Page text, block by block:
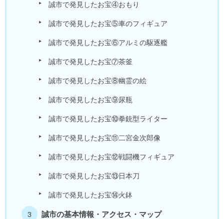
誠市で発見したお宝④おもり
誠市で発見したお宝⑤車のフィギュア
誠市で発見したお宝⑥アルミの駆逐艦
誠市で発見したお宝⑦茶釜
誠市で発見したお宝⑧幽霊の絵
誠市で発見したお宝⑨尿瓶
誠市で発見したお宝⑩拳銃型ライター
誠市で発見したお宝⑪二宮金次郎像
誠市で発見したお宝⑫戦闘機フィギュア
誠市で発見したお宝⑬日本刀
誠市で発見したお宝⑭火鉢
誠市の基本情報・アクセス・マップ